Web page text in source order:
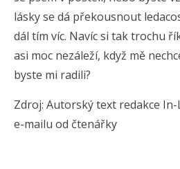
lásky se dá překousnout
dál tím víc. Navíc si tak trochu
asi moc nezáleží, když mě
byste mi radili?
Zdroj: Autorský text redakce
e-mailu od čtenářky